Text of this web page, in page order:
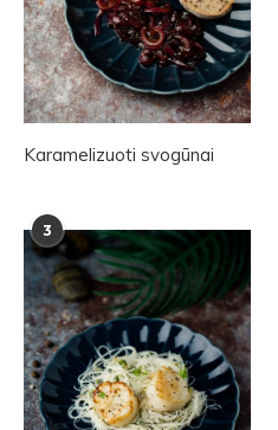
Karamelizuoti svogūnai
3